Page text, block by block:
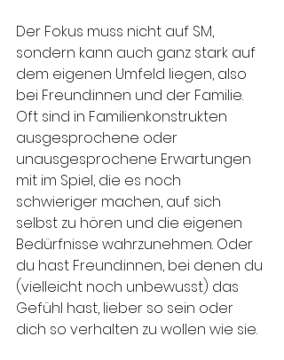
Der Fokus muss nicht auf SM,
sondern kann auch ganz stark auf
dem eigenen Umfeld liegen, also
bei Freund:innen und der Familie.
Oft sind in Familienkonstrukten
ausgesprochene oder
unausgesprochene Erwartungen
mit im Spiel, die es noch
schwieriger machen, auf sich
selbst zu hören und die eigenen
Bedürfnisse wahrzunehmen. Oder
du hast Freund:innen, bei denen du
(vielleicht noch unbewusst) das
Gefühl hast, lieber so sein oder
dich so verhalten zu wollen wie sie.